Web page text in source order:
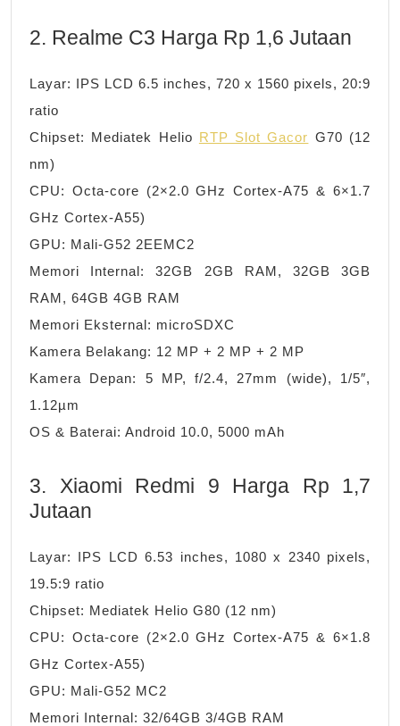
2. Realme C3 Harga Rp 1,6 Jutaan
Layar: IPS LCD 6.5 inches, 720 x 1560 pixels, 20:9
ratio
Chipset: Mediatek Helio RTP Slot Gacor G70 (12
nm)
CPU: Octa-core (2×2.0 GHz Cortex-A75 & 6×1.7
GHz Cortex-A55)
GPU: Mali-G52 2EEMC2
Memori Internal: 32GB 2GB RAM, 32GB 3GB
RAM, 64GB 4GB RAM
Memori Eksternal: microSDXC
Kamera Belakang: 12 MP + 2 MP + 2 MP
Kamera Depan: 5 MP, f/2.4, 27mm (wide), 1/5″,
1.12µm
OS & Baterai: Android 10.0, 5000 mAh
3. Xiaomi Redmi 9 Harga Rp 1,7
Jutaan
Layar: IPS LCD 6.53 inches, 1080 x 2340 pixels,
19.5:9 ratio
Chipset: Mediatek Helio G80 (12 nm)
CPU: Octa-core (2×2.0 GHz Cortex-A75 & 6×1.8
GHz Cortex-A55)
GPU: Mali-G52 MC2
Memori Internal: 32/64GB 3/4GB RAM